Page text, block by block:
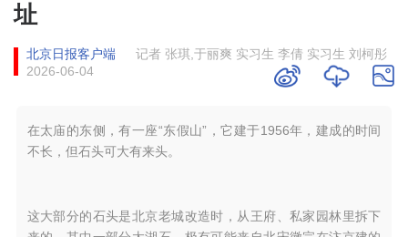
址
北京日报客户端
记者 张琪,于丽爽 实习生 李倩 实习生 刘柯彤
2026-06-04
在太庙的东侧，有一座“东假山”，它建于1956年，建成的时间
不长，但石头可大有来头。
这大部分的石头是北京老城改造时，从王府、私家园林里拆下